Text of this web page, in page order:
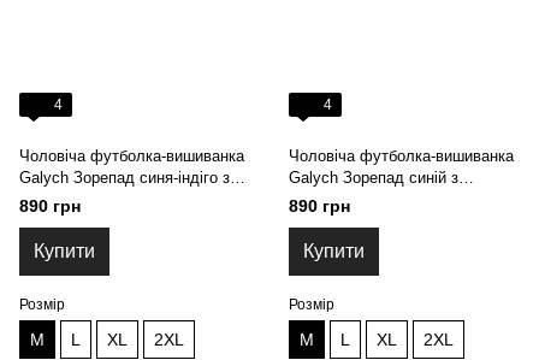
4
Чоловіча футболка-вишиванка
Galych Зорепад синя-індіго з
червоно-білим 6755 (M)
890 грн
Купити
Розмір
M L XL 2XL
4
Чоловіча футболка-вишиванка
Galych Зорепад синій з
червоним 9098 (M)
890 грн
Купити
Розмір
M L XL 2XL